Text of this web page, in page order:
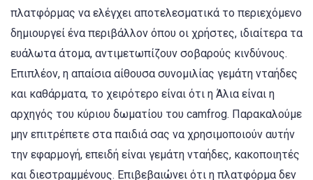
πλατφόρμας να ελέγχει αποτελεσματικά το περιεχόμενο
δημιουργεί ένα περιβάλλον όπου οι χρήστες, ιδιαίτερα τα
ευάλωτα άτομα, αντιμετωπίζουν σοβαρούς κινδύνους.
Επιπλέον, η απαίσια αίθουσα συνομιλίας γεμάτη νταήδες
και καθάρματα, το χειρότερο είναι ότι η Άλια είναι η
αρχηγός του κύριου δωματίου του camfrog. Παρακαλούμε
μην επιτρέπετε στα παιδιά σας να χρησιμοποιούν αυτήν
την εφαρμογή, επειδή είναι γεμάτη νταήδες, κακοποιητές
και διεστραμμένους. Επιβεβαιώνει ότι η πλατφόρμα δεν